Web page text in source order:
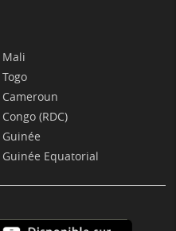
Mali
Togo
Cameroun
Congo (RDC)
Guinée
Guinée Equatorial